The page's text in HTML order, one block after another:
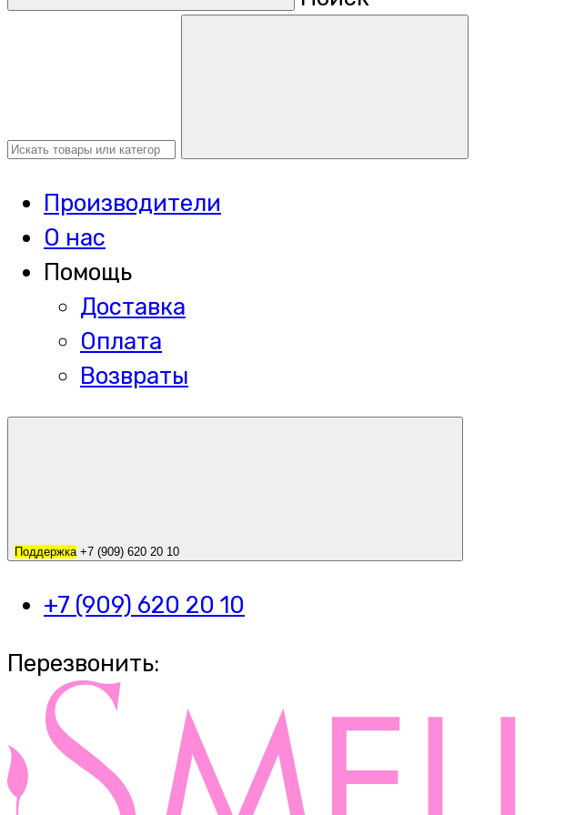
Производители
О нас
Помощь
Доставка
Оплата
Возвраты
Поддержка +7 (909) 620 20 10
+7 (909) 620 20 10
Перезвонить: